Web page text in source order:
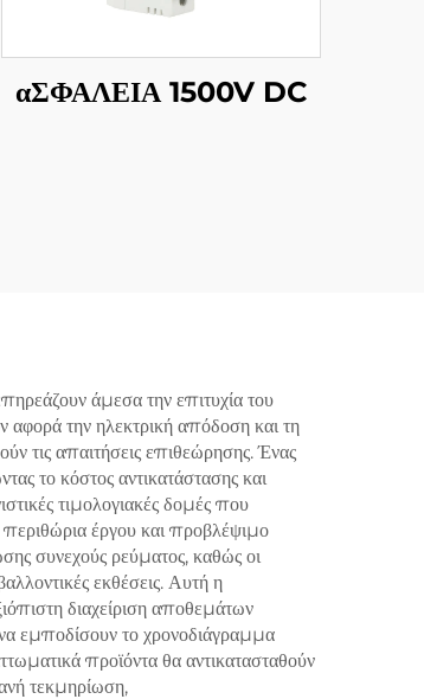
αΣΦΑΛΕΙΑ 1500V DC
άμεσα την επιτυχία του
αφορά την ηλεκτρική απόδοση και τη
τις απαιτήσεις επιθεώρησης. Ένας
το κόστος αντικατάστασης και
τιμολογιακές δομές που
περιθώρια έργου και προβλέψιμο
συνεχούς ρεύματος, καθώς οι
εκθέσεις. Αυτή η
διαχείριση αποθεμάτων
εμποδίσουν το χρονοδιάγραμμα
προϊόντα θα αντικατασταθούν
τεκμηρίωση,